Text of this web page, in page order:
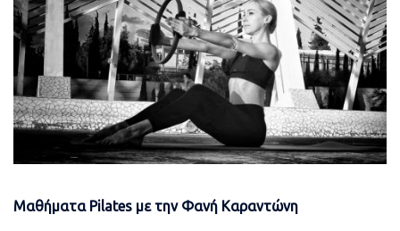
Μαθήματα Pilates με την Φανή Καραντώνη